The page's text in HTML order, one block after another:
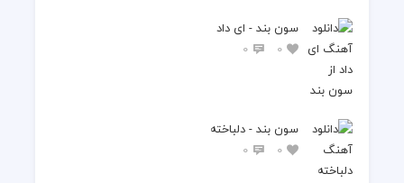
سون بند - ای داد
0
0
سون بند - دلباخته
0
0